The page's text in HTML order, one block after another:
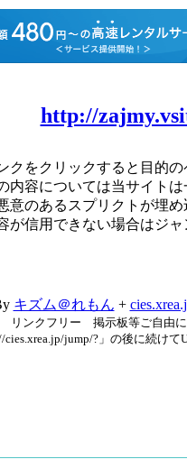
http://
クをクリックすると目的
内容については当サイトは
意のあるスプリクトが埋
が信用できない場合はジャ
キズム＠れもん +
リンクフリー 掲示板等ご自由に
jump/?」の後に続けて